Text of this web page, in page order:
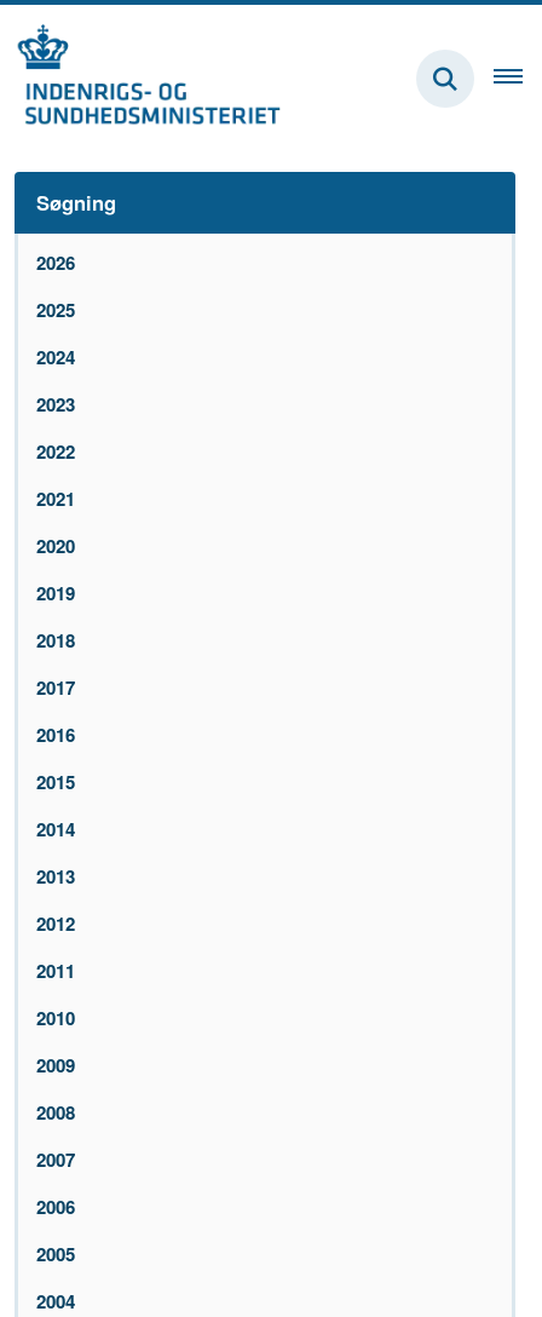
Søgning
2026
2025
2024
2023
2022
2021
2020
2019
2018
2017
2016
2015
2014
2013
2012
2011
2010
2009
2008
2007
2006
2005
2004